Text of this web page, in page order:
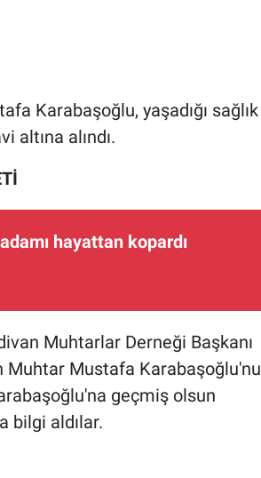
Karabaşoğlu, yaşadığı sağlık
altına alındı.
hayattan kopardı
Muhtarlar Derneği Başkanı
Mustafa Karabaşoğlu'nu
geçmiş olsun
bilgi aldılar.